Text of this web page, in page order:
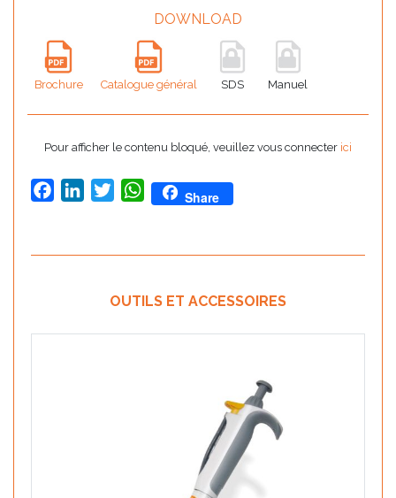
DOWNLOAD
Brochure Catalogue général SDS Manuel
Pour afficher le contenu bloqué, veuillez vous connecter ici
FacebookLinkedInTwitterWhatsApp
Share
OUTILS ET ACCESSOIRES